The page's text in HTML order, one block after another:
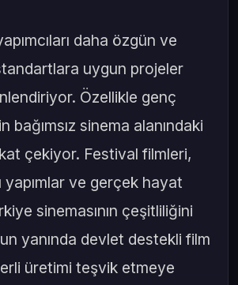
daha özgün ve
uygun projeler
Özellikle genç
bağımsız sinema alanındaki
çekiyor. Festival filmleri,
yapımlar ve gerçek hayat
sinemasının çeşitliliğini
yanında devlet destekli film
üretimi teşvik etmeye